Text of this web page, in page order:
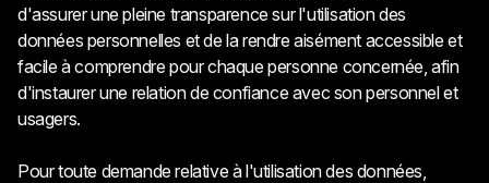
d'assurer une pleine transparence sur l'utilisation des
données personnelles et de la rendre aisément accessible et
facile à comprendre pour chaque personne concernée, afin
d'instaurer une relation de confiance avec son personnel et
usagers.
Pour toute demande relative à l'utilisation des données,